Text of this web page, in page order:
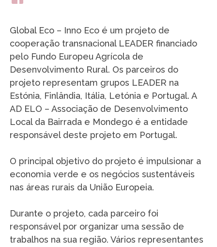
Global Eco – Inno Eco é um projeto de
cooperação transnacional LEADER financiado
pelo Fundo Europeu Agrícola de
Desenvolvimento Rural. Os parceiros do
projeto representam grupos LEADER na
Estónia, Finlândia, Itália, Letónia e Portugal. A
AD ELO – Associação de Desenvolvimento
Local da Bairrada e Mondego é a entidade
responsável deste projeto em Portugal.
O principal objetivo do projeto é impulsionar a
economia verde e os negócios sustentáveis
nas áreas rurais da União Europeia.
Durante o projeto, cada parceiro foi
responsável por organizar uma sessão de
trabalhos na sua região. Vários representantes